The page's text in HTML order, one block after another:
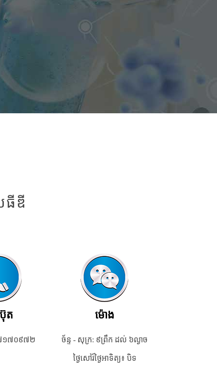
ធីឌី
ត
១៧០៩៧២
ម៉ោង
ច័ន្ទ - សុក្រ: ៩ព្រឹក ដល់ ៦ល្ងាច
ថ្ងៃសៅរ៍ថ្ងៃអាទិត្យ៖ បិទ